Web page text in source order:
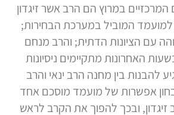
במרוץ הם הרב אשר זיגדון
המוביל במערכת הבחירות;
עם הציונות הדתית; והרב מנחם
האחרונות מתקיימים ניסיונות
להבנות בין מחנה הרב ינאי והרב
אפשרות של מועמד מוסכם אחד
ובכך להפוך את הקרב לראש